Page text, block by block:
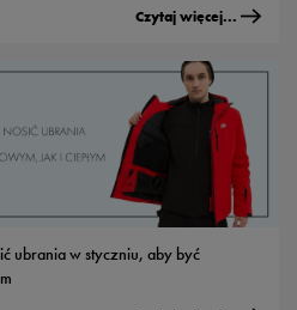
Czytaj więcej...
ubrania w styczniu, aby być